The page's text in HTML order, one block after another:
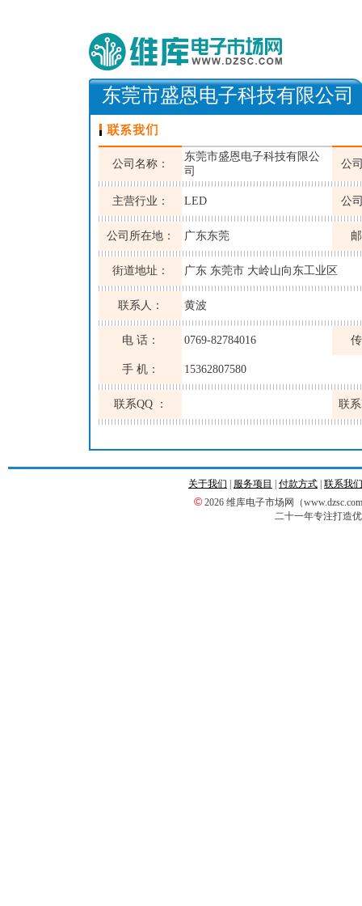
东莞市盛恩电子科技有限公司
公司名称：
东莞市盛恩电子科技有限公
司
公
主营行业： LED 公
公司所在地： 广东东莞
街道地址： 广东 东莞市 大岭山向东工业区
联系人： 黄波
电 话： 0769-82784016
手 机： 15362807580
联系QQ ： 联
关于我们 服务项目 付款方式 联系我们
© 2026 维库电子市场网（
二十一年专注打造